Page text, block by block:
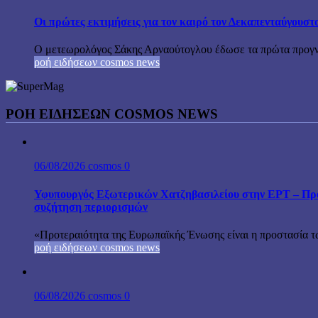
Οι πρώτες εκτιμήσεις για τον καιρό τον
Ο μετεωρολόγος Σάκης Αρναούτογλου έδωσε τα πρώτα
ροή ειδήσεων cosmos news
ΡΟΉ ΕΙΔΉΣΕΩΝ COSMOS NEWS
06/08/2026 cosmos 0
Υφυπουργός Εξωτερικών Χατζηβασιλείου στην ΕΡΤ –
συζήτηση περιορισμών
«Προτεραιότητα της Ευρωπαϊκής Ένωσης είναι η
ροή ειδήσεων cosmos news
06/08/2026 cosmos 0